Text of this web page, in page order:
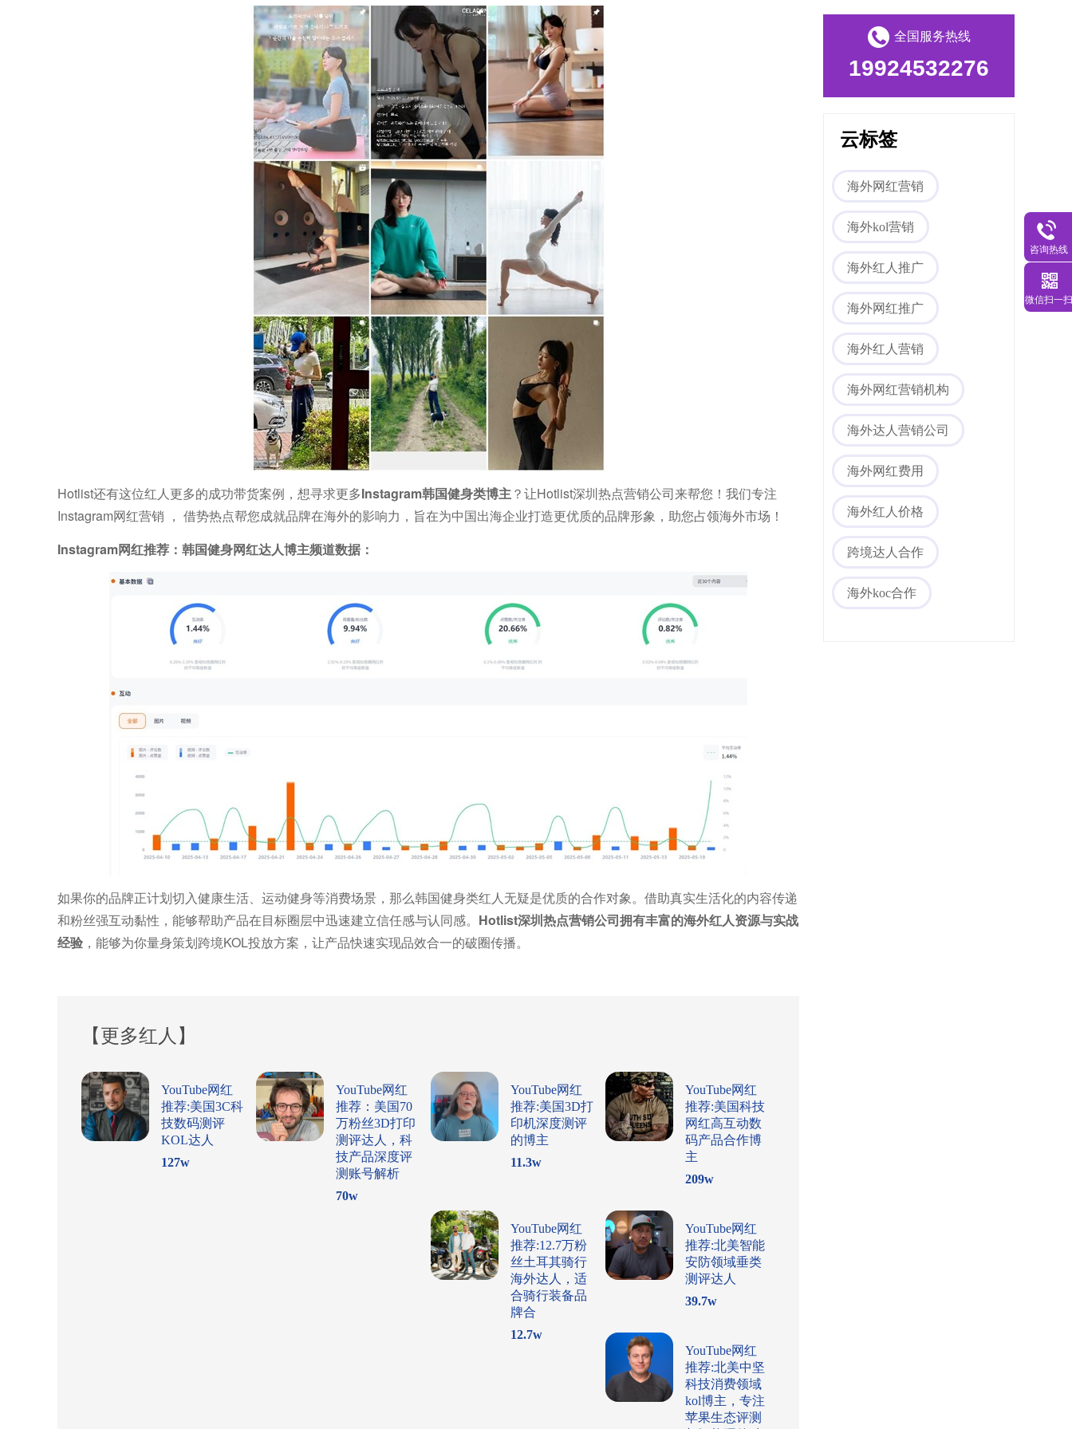
Hotlist还有这位红人更多的成功带货案例，想寻求更多Instagram韩国健身类博主？让Hotlist深圳热点营销公司来帮您！我们专注
Instagram网红营销 ， 借势热点帮您成就品牌在海外的影响力，旨在为中国出海企业打造更优质的品牌形象，助您占领海外市场！
Instagram网红推荐：韩国健身网红达人博主频道数据：
如果你的品牌正计划切入健康生活、运动健身等消费场景，那么韩国健身类红人无疑是优质的合作对象。借助真实生活化的内容传递
和粉丝强互动黏性，能够帮助产品在目标圈层中迅速建立信任感与认同感。 Hotlist深圳热点营销公司拥有丰富的海外红人资源与实战
经验 ，能够为你量身策划跨境KOL投放方案，让产品快速实现品效合一的破圈传播。
【更多红人】
YouTube网红
推荐:美国3C科
技数码测评
KOL达人
127w
YouTube网红
推荐：美国70
万粉丝3D打印
测评达人，科
技产品深度评
测账号解析
70w
YouTube网红
推荐:美国3D打
印机深度测评
的博主
11.3w
YouTube网红
推荐:美国科技
网红高互动数
码产品合作博
主
209w
YouTube网红
推荐:12.7万粉
丝土耳其骑行
海外达人，适
合骑行装备品
牌合
12.7w
YouTube网红
推荐:北美智能
安防领域垂类
测评达人
39.7w
YouTube网红
推荐:北美中坚
科技消费领域
kol博主，专注
苹果生态评测
Tiktok海外营销
海外网红营销
全国服务热线
19924532276
云标签
海外网红营销
海外kol营销
海外红人推广
海外网红推广
海外红人营销
海外网红营销机构
海外达人营销公司
海外网红费用
海外红人价格
跨境达人合作
海外koc合作
咨询热线
微信扫一扫